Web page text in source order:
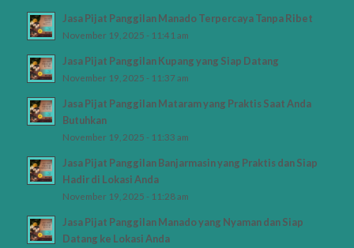
Jasa Pijat Panggilan Manado Terpercaya Tanpa Ribet
November 19, 2025 - 11:41 am
Jasa Pijat Panggilan Kupang yang Siap Datang
November 19, 2025 - 11:37 am
Jasa Pijat Panggilan Mataram yang Praktis Saat Anda
Butuhkan
November 19, 2025 - 11:33 am
Jasa Pijat Panggilan Banjarmasin yang Praktis dan Siap
Hadir di Lokasi Anda
November 19, 2025 - 11:28 am
Jasa Pijat Panggilan Manado yang Nyaman dan Siap
Datang ke Lokasi Anda